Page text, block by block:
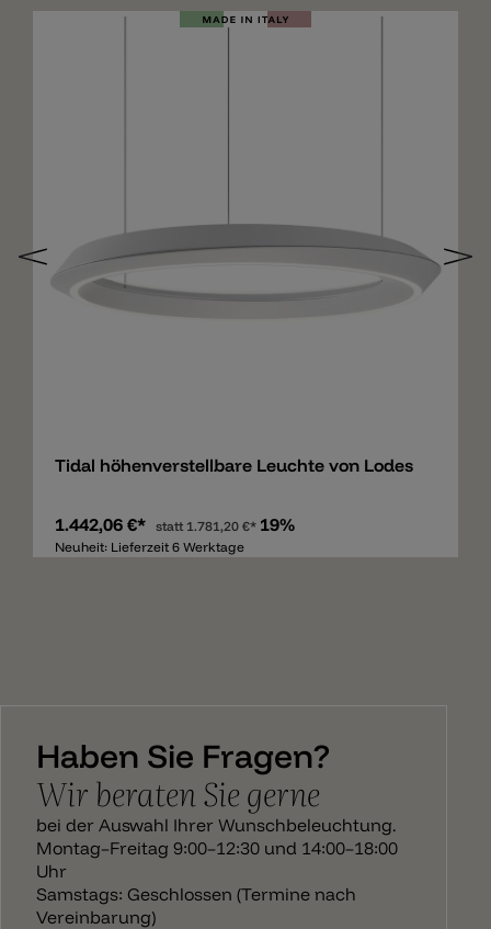
Tidal höhenverstellbare Leuchte von Lodes
1.442,06 €* statt 1.781,20 €* 19%
Neuheit: Lieferzeit 6 Werktage
Haben Sie Fragen?
Wir beraten Sie gerne
bei der Auswahl Ihrer Wunschbeleuchtung.
Montag–Freitag 9:00–12:30 und 14:00–18:00
Uhr
Samstags: Geschlossen (Termine nach
Vereinbarung)